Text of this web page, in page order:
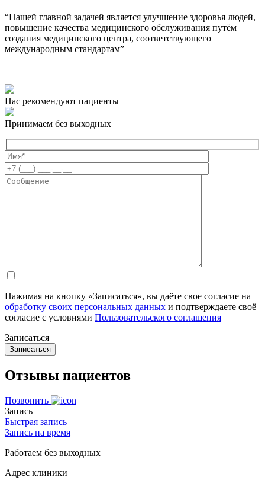
“Нашей главной задачей является улучшение здоровья людей,
повышение качества медицинского обслуживания путём
создания медицинского центра, соответствующего
международным стандартам”
Нас рекомендуют пациенты
Принимаем без выходных
Нажимая на кнопку «Записаться», вы даёте свое согласие на
обработку своих персональных данных и подтверждаете своё
согласие с условиями Пользовательского соглашения
Записаться
Отзывы пациентов
Позвонить
Запись
Быстрая запись
Запись на время
Работаем без выходных
Адрес клиники